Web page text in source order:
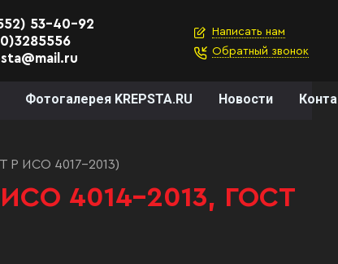
53-40-92
Написать нам
Обратный звонок
Фотогалерея KREPSTA.RU Новости
Р ИСО 4017-2013)
ИСО 4014-2013, ГОСТ